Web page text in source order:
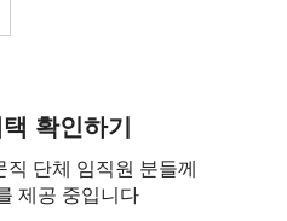
확인하기
단체 임직원 분들께
제공 중입니다